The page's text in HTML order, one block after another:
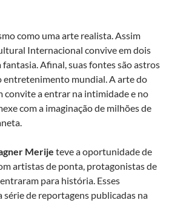
como uma arte realista. Assim
Internacional convive em dois
fantasia. Afinal, suas fontes são astros
entretenimento mundial. A arte do
convite a entrar na intimidade e no
com a imaginação de milhões de
Merije teve a oportunidade de
artistas de ponta, protagonistas de
para história. Esses
de reportagens publicadas na